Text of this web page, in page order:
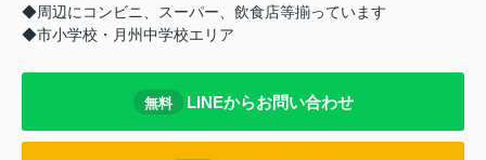
◆周辺にコンビニ、スーパー、飲食店等揃っています
◆市小学校・月州中学校エリア
無料 LINEからお問い合わせ